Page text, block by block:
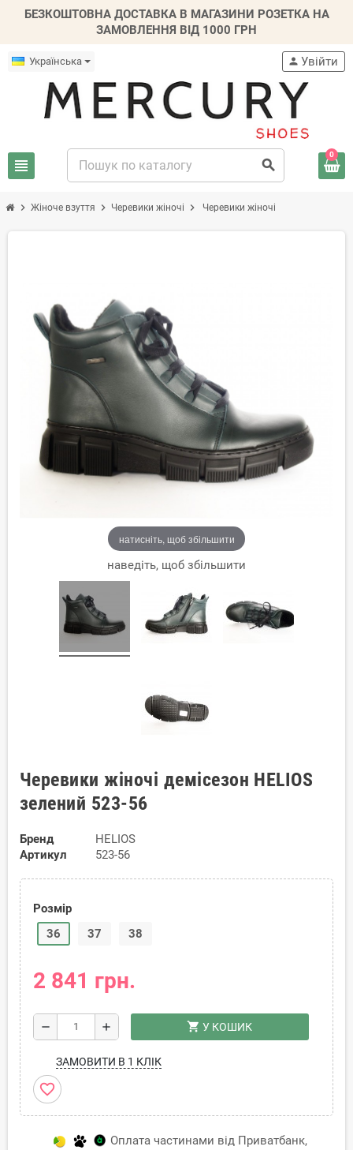
БЕЗКОШТОВНА ДОСТАВКА В МАГАЗИНИ РОЗЕТКА НА
ЗАМОВЛЕННЯ ВІД 1000 ГРН
Українська
view_headline search
person Увійти
0
chevron_right Жіноче взуття chevron_right Черевики жіночі chevron_right Черевики жіночі
натисніть, щоб збільшити
наведіть, щоб збільшити
Черевики жіночі демісезон HELIOS
зелений 523-56
Бренд
HELIOS
Артикул
523-56
Розмір
36
37 38
2 841 грн.
remove add shopping_cart У КОШИК
ЗАМОВИТИ В 1 КЛІК
favorite_border
Оплата частинами від Приватбанк,